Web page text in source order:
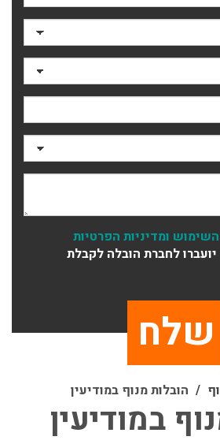
ומדיניות הפרטיות
לחברת הובלה לקבלת
הובלות מנוף במודיעין
במודיעין